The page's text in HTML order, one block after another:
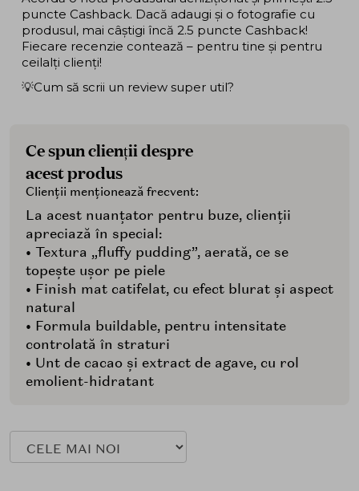
puncte Cashback. Dacă adaugi și o fotografie cu
produsul, mai câștigi încă 2.5 puncte Cashback!
Fiecare recenzie contează – pentru tine și pentru
ceilalți clienți!
💡Cum să scrii un review super util?
Ce spun clienții despre
acest produs
Clienții menționează frecvent:
La acest nuanțator pentru buze, clienții
apreciază în special:
• Textura „fluffy pudding”, aerată, ce se
topește ușor pe piele
• Finish mat catifelat, cu efect blurat și aspect
natural
• Formula buildable, pentru intensitate
controlată în straturi
• Unt de cacao și extract de agave, cu rol
emolient-hidratant